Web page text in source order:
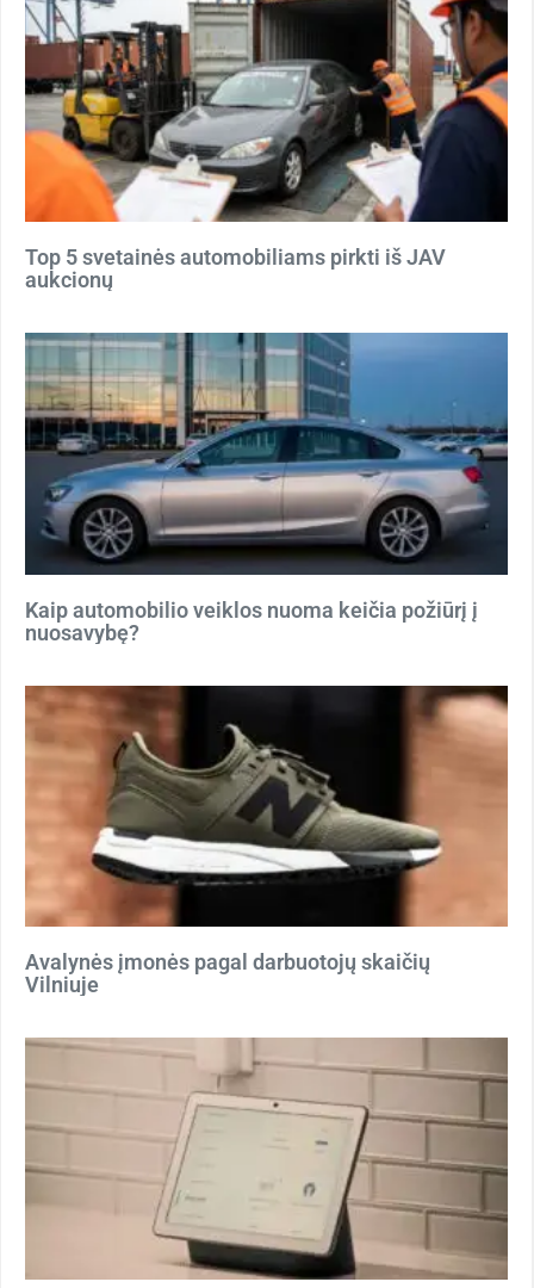
Top 5 svetainės automobiliams pirkti iš JAV
aukcionų
Kaip automobilio veiklos nuoma keičia požiūrį į
nuosavybę?
Avalynės įmonės pagal darbuotojų skaičių
Vilniuje